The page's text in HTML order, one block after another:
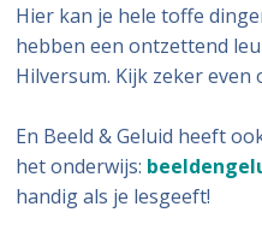
Hier kan je hele toffe
hebben een ontzettend
Hilversum. Kijk zeker even
En Beeld & Geluid heeft
het onderwijs:
handig als je lesgeeft!